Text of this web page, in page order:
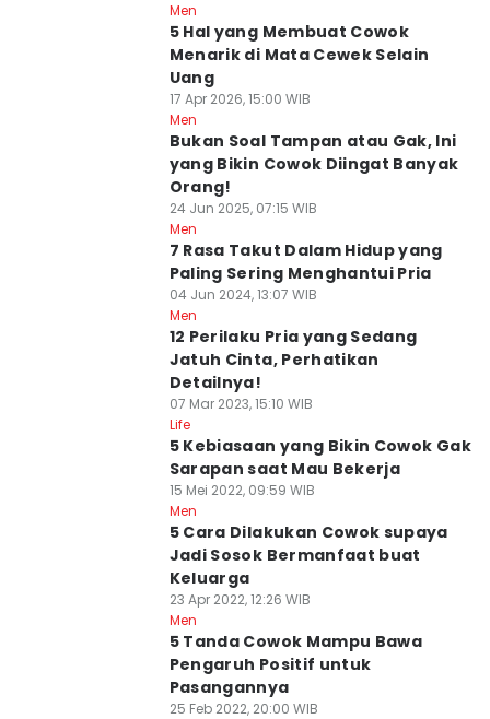
Men
5 Hal yang Membuat Cowok
Menarik di Mata Cewek Selain
Uang
17 Apr 2026, 15:00 WIB
Men
Bukan Soal Tampan atau Gak, Ini
yang Bikin Cowok Diingat Banyak
Orang!
24 Jun 2025, 07:15 WIB
Men
7 Rasa Takut Dalam Hidup yang
Paling Sering Menghantui Pria
04 Jun 2024, 13:07 WIB
Men
12 Perilaku Pria yang Sedang
Jatuh Cinta, Perhatikan
Detailnya!
07 Mar 2023, 15:10 WIB
Life
5 Kebiasaan yang Bikin Cowok Gak
Sarapan saat Mau Bekerja
15 Mei 2022, 09:59 WIB
Men
5 Cara Dilakukan Cowok supaya
Jadi Sosok Bermanfaat buat
Keluarga
23 Apr 2022, 12:26 WIB
Men
5 Tanda Cowok Mampu Bawa
Pengaruh Positif untuk
Pasangannya
25 Feb 2022, 20:00 WIB